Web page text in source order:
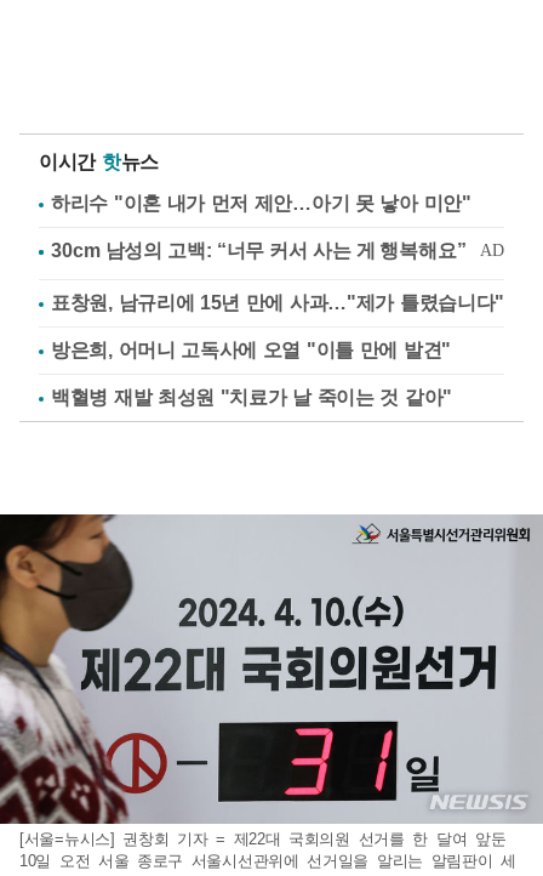
이시간 핫뉴스
하리수 "이혼 내가 먼저 제안…아기 못 낳아 미안"
표창원, 남규리에 15년 만에 사과…"제가 틀렸습니다"
방은희, 어머니 고독사에 오열 "이틀 만에 발견"
백혈병 재발 최성원 "치료가 날 죽이는 것 같아"
[서울=뉴시스] 권창회 기자 = 제22대 국회의원 선거를 한 달여 앞둔
10일 오전 서울 종로구 서울시선관위에 선거일을 알리는 알림판이 세